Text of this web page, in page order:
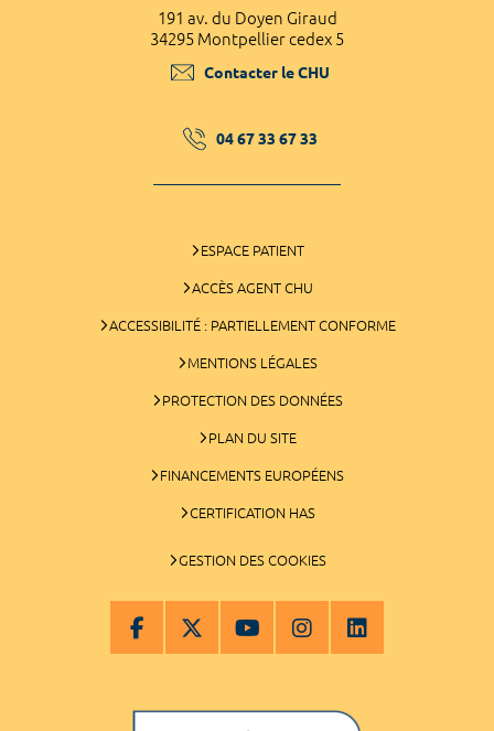
191 av. du Doyen Giraud
34295 Montpellier cedex 5
Contacter le CHU
04 67 33 67 33
ESPACE PATIENT
ACCÈS AGENT CHU
ACCESSIBILITÉ : PARTIELLEMENT CONFORME
MENTIONS LÉGALES
PROTECTION DES DONNÉES
PLAN DU SITE
FINANCEMENTS EUROPÉENS
CERTIFICATION HAS
GESTION DES COOKIES